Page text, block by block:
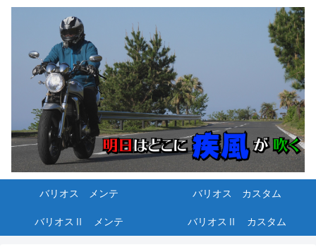
バリオス メンテ バリオス カスタム
バリオスⅡ メンテ バリオスⅡ カスタム